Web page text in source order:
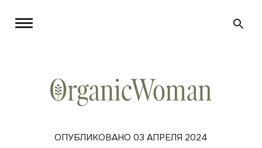
ОПУБЛИКОВАНО 03 АПРЕЛЯ 2024